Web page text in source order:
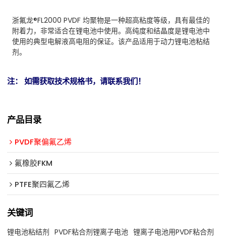
浙氟龙®FL2000 PVDF 均聚物是一种超高粘度等级，具有最佳的
附着力，非常适合在锂电池中使用。高纯度和结晶度是锂电池中
使用的典型电解液高电阻的保证。该产品适用于动力锂电池粘结
剂。
注： 如需获取技术规格书，请联系我们！
产品目录
PVDF聚偏氟乙烯
氟橡胶FKM
PTFE聚四氟乙烯
关键词
锂电池粘结剂 PVDF粘合剂锂离子电池 锂离子电池用PVDF粘合剂